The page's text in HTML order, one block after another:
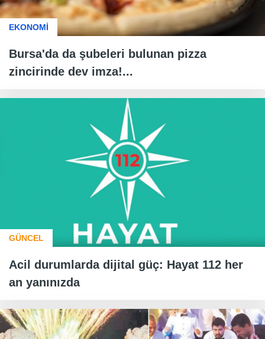
EKONOMİ
Bursa'da da şubeleri bulunan pizza
zincirinde dev imza!...
GÜNCEL
Acil durumlarda dijital güç: Hayat 112 her
an yanınızda